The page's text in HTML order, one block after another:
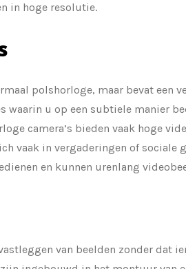
in hoge resolutie.
polshorloge, maar bevat een
waarin u op een subtiele manier
camera’s bieden vaak hoge
vaak in vergaderingen of sociale
en kunnen urenlang
van beelden zonder dat